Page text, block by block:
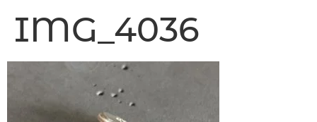
IMG_4036